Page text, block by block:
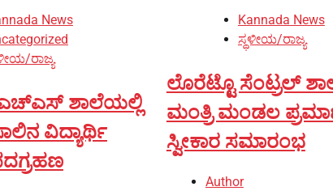
News
ರಾಜ್ಯ
ಶಾಲೆಯಲ್ಲಿ
ವಿದ್ಯಾರ್ಥಿ
Kannada News
ಸ್ಥಳೀಯ/ರಾಜ್ಯ
ಲೊರೆಟ್ಟೊ ಸೆಂಟ್ರಲ್
ಮಂತ್ರಿ ಮಂಡಲ
ಸ್ವೀಕಾರ ಸಮಾರಂಭ
Author